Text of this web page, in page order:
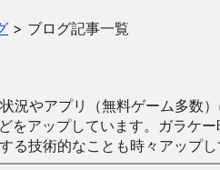
> ブログ記事一覧
況やアプリ（無料ゲーム多数
をアップしています。ガラ
技術的なことも時々アップし